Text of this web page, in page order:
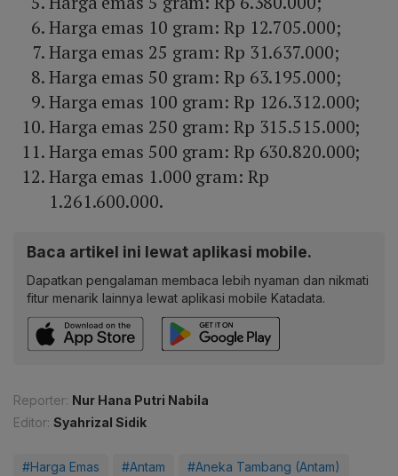
Harga emas 10 gram: Rp 12.705.000;
Harga emas 25 gram: Rp 31.637.000;
Harga emas 50 gram: Rp 63.195.000;
Harga emas 100 gram: Rp 126.312.000;
Harga emas 250 gram: Rp 315.515.000;
Harga emas 500 gram: Rp 630.820.000;
Harga emas 1.000 gram: Rp
1.261.600.000.
Baca artikel ini lewat aplikasi mobile.
Dapatkan pengalaman membaca lebih nyaman dan nikmati
fitur menarik lainnya lewat aplikasi mobile Katadata.
Reporter: Nur Hana Putri Nabila
Editor: Syahrizal Sidik
#Harga Emas #Antam #Aneka Tambang (Antam)